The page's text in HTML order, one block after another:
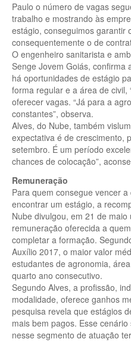
Paulo o número de vagas
trabalho e mostrando às
estágio, conseguimos garantir
consequentemente o de
O engenheiro sanitarista e
Senge Jovem Goiás, confirma
há oportunidades de estágio
forma regular e a área de civil,
oferecer vagas. “Já para a
constantes”, observa.
Alves, do Nube, também
expectativa é de crescimento,
setembro. É um período
chances de colocação”,
Remuneração
Para quem consegue vencer
encontrar um estágio, a
Nube divulgou, em 21 de
remuneração oferecida a
completar a formação.
Auxílio 2017, o maior valor
estudantes de agronomia,
quarto ano consecutivo.
Segundo Alves, a profissão,
modalidade, oferece ganhos
pesquisa revela que estágios
mais bem pagos. Esse
nesse segmento de atuação